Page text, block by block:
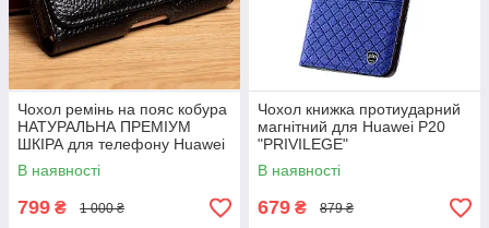
Чохол ремінь на пояс кобура
НАТУРАЛЬНА ПРЕМІУМ
ШКІРА для телефону Huawei
P20 "FLOTAR"
В наявності
799 ₴ 1 000 ₴
Чохол книжка протиударний
магнітний для Huawei P20
"PRIVILEGE"
В наявності
679 ₴ 879 ₴